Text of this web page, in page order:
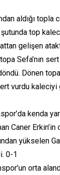
aldığı topla
top
gelişen
Sefa’nın
Dönen
vurdu
kenda
Caner Erkin’in
yükselen
0-1
orta